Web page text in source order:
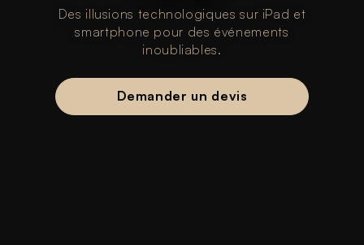
Des illusions technologiques sur iPad et
smartphone pour des événements
inoubliables.
Demander un devis